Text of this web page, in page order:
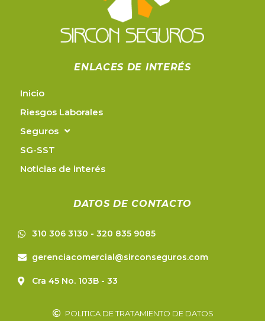
ENLACES DE INTERÉS
Inicio
Riesgos Laborales
Seguros
SG-SST
Noticias de interés
DATOS DE CONTACTO
310 306 3130 - 320 835 9085
gerenciacomercial@sirconseguros.com
Cra 45 No. 103B - 33
POLITICA DE TRATAMIENTO DE DATOS